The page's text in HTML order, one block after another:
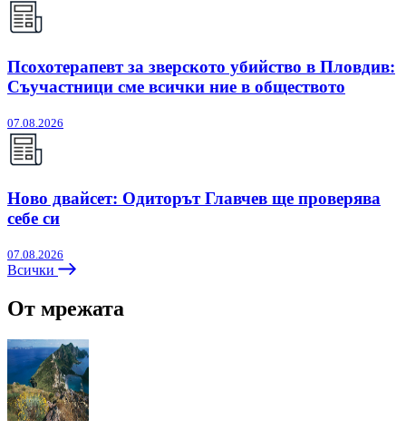
Псохотерапевт за зверското убийство в Пловдив:
Съучастници сме всички ние в обществото
07.08.2026
Ново двайсет: Одиторът Главчев ще проверява
себе си
07.08.2026
Всички
От мрежата